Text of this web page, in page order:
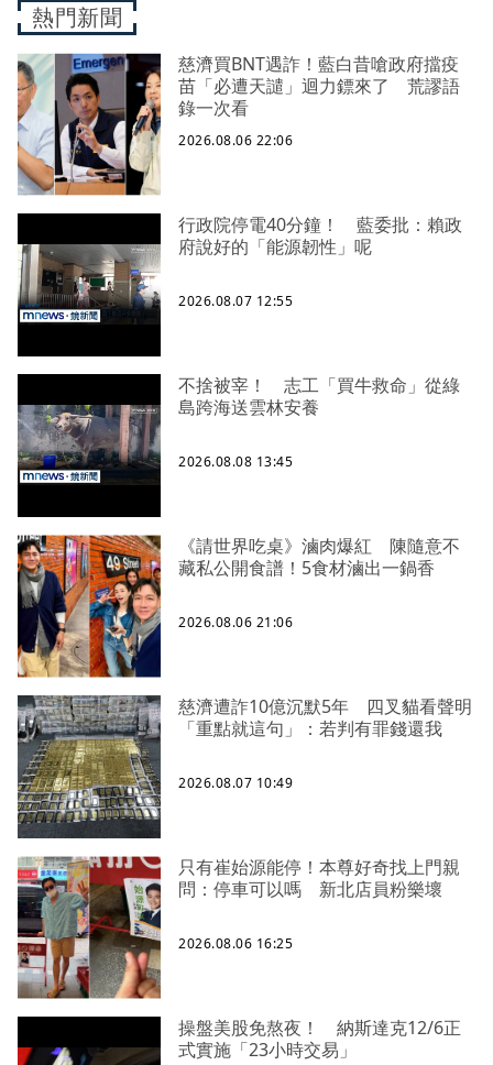
熱門新聞
慈濟買BNT遇詐！藍白昔嗆政府擋疫
苗「必遭天譴」迴力鏢來了 荒謬語
錄一次看
2026.08.06 22:06
行政院停電40分鐘！ 藍委批：賴政
府說好的「能源韌性」呢
2026.08.07 12:55
不捨被宰！ 志工「買牛救命」從綠
島跨海送雲林安養
2026.08.08 13:45
《請世界吃桌》滷肉爆紅 陳隨意不
藏私公開食譜！5食材滷出一鍋香
2026.08.06 21:06
慈濟遭詐10億沉默5年 四叉貓看聲明
「重點就這句」：若判有罪錢還我
2026.08.07 10:49
只有崔始源能停！本尊好奇找上門親
問：停車可以嗎 新北店員粉樂壞
2026.08.06 16:25
操盤美股免熬夜！ 納斯達克12/6正
式實施「23小時交易」